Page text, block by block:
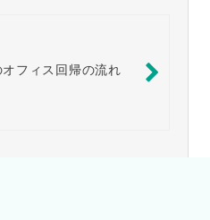
フィス回帰の流れ